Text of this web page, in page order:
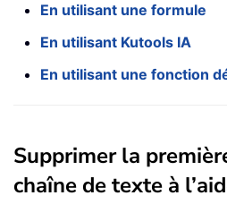
En utilisant une formule
En utilisant Kutools IA
En utilisant une fonction
Supprimer la
chaîne de texte à